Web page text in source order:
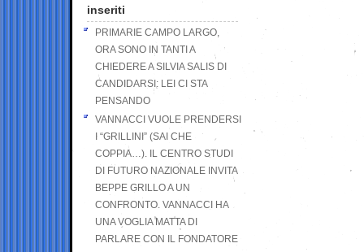
inseriti
PRIMARIE CAMPO LARGO,
ORA SONO IN TANTI A
CHIEDERE A SILVIA SALIS DI
CANDIDARSI: LEI CI STA
PENSANDO
VANNACCI VUOLE PRENDERSI
I “GRILLINI” (SAI CHE
COPPIA…). IL CENTRO STUDI
DI FUTURO NAZIONALE INVITA
BEPPE GRILLO A UN
CONFRONTO. VANNACCI HA
UNA VOGLIA MATTA DI
PARLARE CON IL FONDATORE